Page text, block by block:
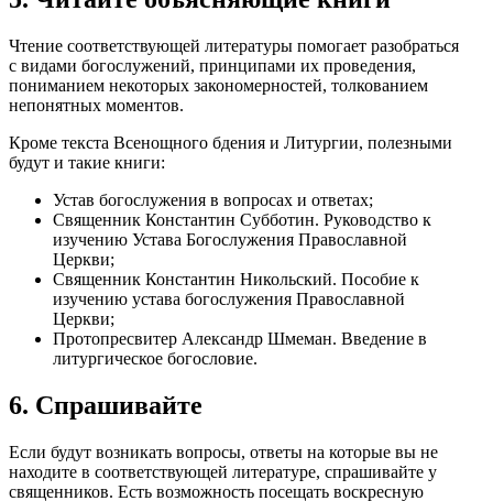
Чтение соответствующей литературы помогает разобраться
с видами богослужений, принципами их проведения,
пониманием некоторых закономерностей, толкованием
непонятных моментов.
Кроме текста Всенощного бдения и Литургии, полезными
будут и такие книги:
Устав богослужения в вопросах и ответах;
Священник Константин Субботин. Руководство к
изучению Устава Богослужения Православной
Церкви;
Священник Константин Никольский. Пособие к
изучению устава богослужения Православной
Церкви;
Протопресвитер Александр Шмеман. Введение в
литургическое богословие.
6. Спрашивайте
Если будут возникать вопросы, ответы на которые вы не
находите в соответствующей литературе, спрашивайте у
священников. Есть возможность посещать воскресную